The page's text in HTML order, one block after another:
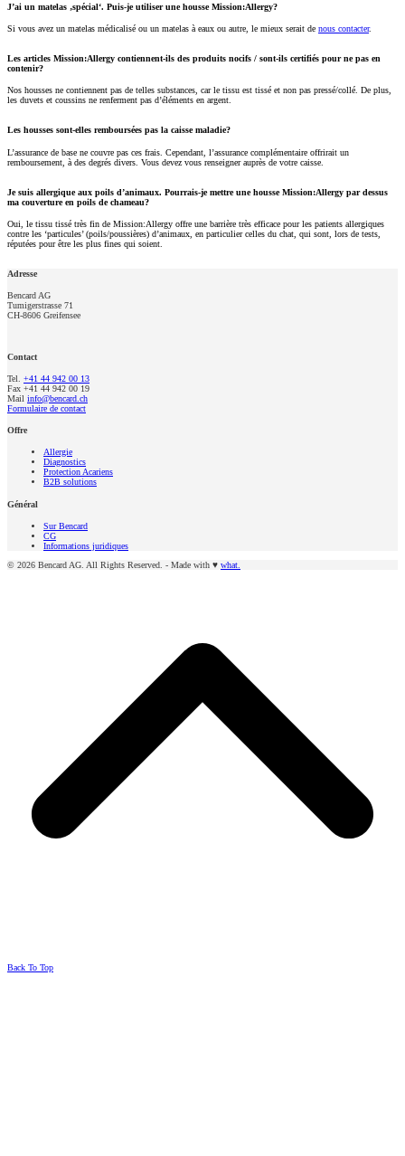
J’ai un matelas ‚spécial‘. Puis-je utiliser une housse Mission:Allergy?
Si vous avez un matelas médicalisé ou un matelas à eaux ou autre, le mieux serait de nous contacter.
Les articles Mission:Allergy contiennent-ils des produits nocifs / sont-ils certifiés pour ne pas en
contenir?
Nos housses ne contiennent pas de telles substances, car le tissu est tissé et non pas pressé/collé. De plus,
les duvets et coussins ne renferment pas d’éléments en argent.
Les housses sont-elles remboursées pas la caisse maladie?
L’assurance de base ne couvre pas ces frais. Cependant, l’assurance complémentaire offrirait un
remboursement, à des degrés divers. Vous devez vous renseigner auprès de votre caisse.
Je suis allergique aux poils d’animaux. Pourrais-je mettre une housse Mission:Allergy par dessus
ma couverture en poils de chameau?
Oui, le tissu tissé très fin de Mission:Allergy offre une barrière très efficace pour les patients allergiques
contre les ‘particules’ (poils/poussières) d’animaux, en particulier celles du chat, qui sont, lors de tests,
réputées pour être les plus fines qui soient.
Adresse
Bencard AG
Tumigerstrasse 71
CH-8606 Greifensee
Contact
Tel. +41 44 942 00 13
Fax +41 44 942 00 19
Mail info@bencard.ch
Formulaire de contact
Offre
Allergie
Diagnostics
Protection Acariens
B2B solutions
Général
Sur Bencard
CG
Informations juridiques
© 2026 Bencard AG. All Rights Reserved. - Made with ♥ what.
Back To Top